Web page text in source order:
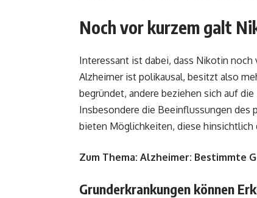
Noch vor kurzem galt
Interessant ist dabei, dass Nikotin
Alzheimer ist polikausal, besitzt also
begründet, andere beziehen sich auf
Insbesondere die Beeinflussungen des
bieten Möglichkeiten, diese hinsichtlich
Zum Thema: Alzheimer: Bestimmte
Grunderkrankungen können